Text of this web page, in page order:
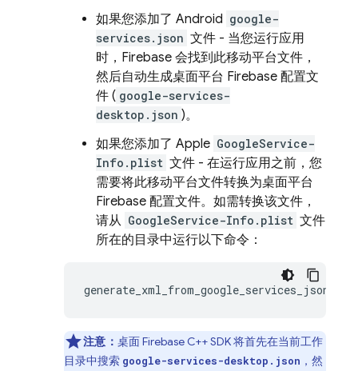
如果您添加了 Android google-
services.json 文件 - 当您运行应用
时，Firebase 会找到此移动平台文件，
然后自动生成桌面平台 Firebase 配置文
件 ( google-services-
desktop.json )。
如果您添加了 Apple GoogleService-
Info.plist 文件 - 在运行应用之前，您
需要将此移动平台文件转换为桌面平台
Firebase 配置文件。如需转换该文件，
请从 GoogleService-Info.plist 文件
所在的目录中运行以下命令：
generate_xml_from_google_services_json
注意： 桌面 Firebase C++ SDK 将首先在当前工作
目录中搜索 google-services-desktop.json ，然